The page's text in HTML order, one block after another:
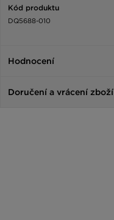
Kód produktu
DQ5688-010
Hodnocení
Doručení a vrácení zboží